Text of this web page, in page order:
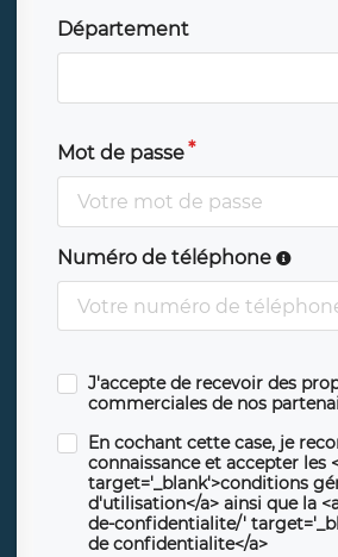
Département
Mot de passe
Numéro de téléphone
J'accepte de recevoir des
commerciales de nos
En cochant cette case, je
connaissance et accepter les
target='_blank'>conditions
d'utilisation</a> ainsi que la
de-confidentialite/'
de confidentialite</a>